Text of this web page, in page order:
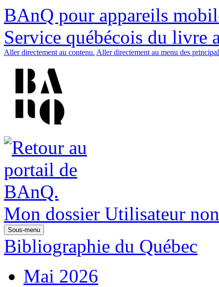
BAnQ pour appareils
Service québécois du livre
Aller directement au contenu. Aller directement au menu des
Mon dossier Utilisateur
Sous-menu
Bibliographie du Québec
Mai 2026